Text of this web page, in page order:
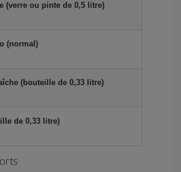
(verre ou pinte de 0,5 litre)
(normal)
(bouteille de 0,33 litre)
de 0,33 litre)